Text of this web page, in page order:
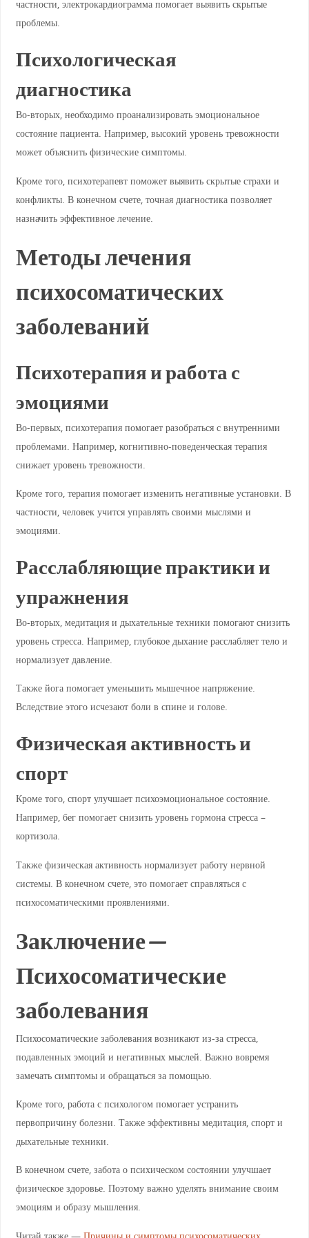
частности, электрокардиограмма помогает выявить скрытые
проблемы.
Психологическая
диагностика
Во-вторых, необходимо проанализировать эмоциональное
состояние пациента. Например, высокий уровень тревожности
может объяснить физические симптомы.
Кроме того, психотерапевт поможет выявить скрытые страхи и
конфликты. В конечном счете, точная диагностика позволяет
назначить эффективное лечение.
Методы лечения
психосоматических
заболеваний
Психотерапия и работа с
эмоциями
Во-первых, психотерапия помогает разобраться с внутренними
проблемами. Например, когнитивно-поведенческая терапия
снижает уровень тревожности.
Кроме того, терапия помогает изменить негативные установки. В
частности, человек учится управлять своими мыслями и
эмоциями.
Расслабляющие практики и
упражнения
Во-вторых, медитация и дыхательные техники помогают снизить
уровень стресса. Например, глубокое дыхание расслабляет тело и
нормализует давление.
Также йога помогает уменьшить мышечное напряжение.
Вследствие этого исчезают боли в спине и голове.
Физическая активность и
спорт
Кроме того, спорт улучшает психоэмоциональное состояние.
Например, бег помогает снизить уровень гормона стресса –
кортизола.
Также физическая активность нормализует работу нервной
системы. В конечном счете, это помогает справляться с
психосоматическими проявлениями.
Заключение —
Психосоматические
заболевания
Психосоматические заболевания возникают из-за стресса,
подавленных эмоций и негативных мыслей. Важно вовремя
замечать симптомы и обращаться за помощью.
Кроме того, работа с психологом помогает устранить
первопричину болезни. Также эффективны медитация, спорт и
дыхательные техники.
В конечном счете, забота о психическом состоянии улучшает
физическое здоровье. Поэтому важно уделять внимание своим
эмоциям и образу мышления.